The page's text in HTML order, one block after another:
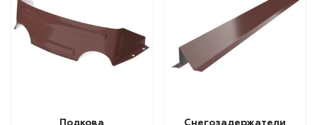
Подкова Снегозадержатели